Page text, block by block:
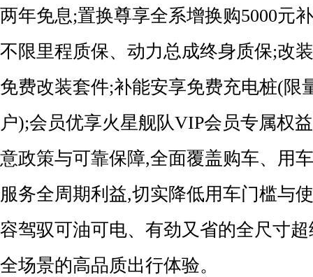
两年免息;置换尊享全系增换购5000元
不限里程质保、动力总成终身质保;改
免费改装套件;补能安享免费充电桩(限
户);会员优享火星舰队VIP会员专属权
意政策与可靠保障,全面覆盖购车、用
服务全周期利益,切实降低用车门槛与
容驾驭可油可电、有劲又省的全尺寸
全场景的高品质出行体验。